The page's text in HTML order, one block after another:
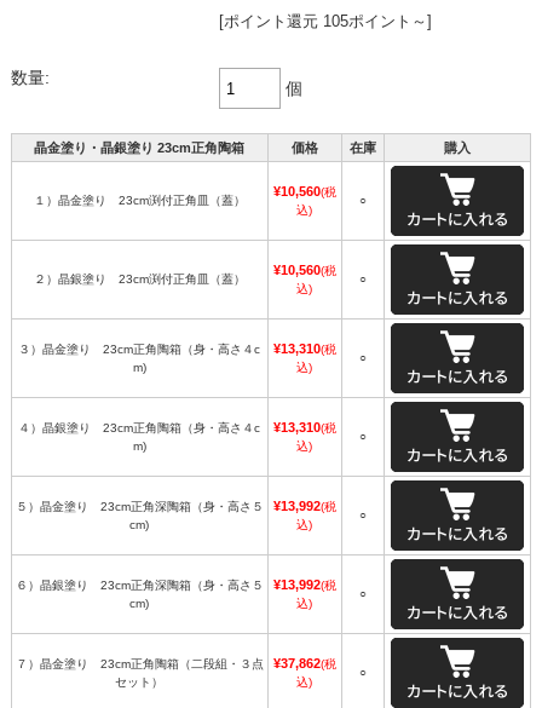
[ポイント還元 105ポイント～]
数量:
個
晶金塗り・晶銀塗り 23cm正角陶箱 価格 在庫 購入
１）晶金塗り 23cm渕付正角皿（蓋）
¥10,560(税
込)
○
２）晶銀塗り 23cm渕付正角皿（蓋）
¥10,560(税
込)
○
３）晶金塗り 23cm正角陶箱（身・高さ４c
m)
¥13,310(税
込)
○
４）晶銀塗り 23cm正角陶箱（身・高さ４c
m)
¥13,310(税
込)
○
５）晶金塗り 23cm正角深陶箱（身・高さ５
cm)
¥13,992(税
込)
○
６）晶銀塗り 23cm正角深陶箱（身・高さ５
cm)
¥13,992(税
込)
○
７）晶金塗り 23cm正角陶箱（二段組・３点
セット）
¥37,862(税
込)
○